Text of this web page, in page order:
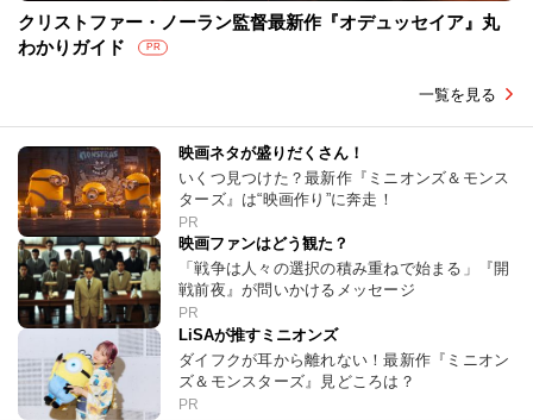
クリストファー・ノーラン監督最新作『オデュッセイア』丸
わかりガイド
PR
一覧を見る
映画ネタが盛りだくさん！
いくつ見つけた？最新作『ミニオンズ＆モンス
ターズ』は“映画作り”に奔走！
PR
映画ファンはどう観た？
「戦争は人々の選択の積み重ねで始まる」『開
戦前夜』が問いかけるメッセージ
PR
LiSAが推すミニオンズ
ダイフクが耳から離れない！最新作『ミニオン
ズ＆モンスターズ』見どころは？
PR